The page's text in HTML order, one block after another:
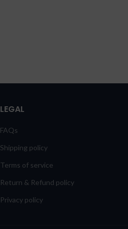
LEGAL
FAQs
Shipping policy
Terms of service
Return & Refund policy
Privacy policy